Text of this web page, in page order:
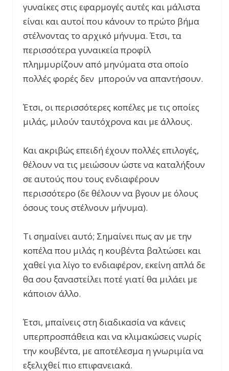
γυναίκες στις εφαρμογές αυτές και μάλιστα
είναι και αυτοί που κάνουν το πρώτο βήμα
στέλνοντας το αρχικό μήνυμα. Έτσι, τα
περισσότερα γυναικεία προφίλ
πλημμυρίζουν από μηνύματα στα οποίο
πολλές φορές δεν μπορούν να απαντήσουν.
Έτσι, οι περισσότερες κοπέλες με τις οποίες
μιλάς, μιλούν ταυτόχρονα και με άλλους.
Και ακριβώς επειδή έχουν πολλές επιλογές,
θέλουν να τις μειώσουν ώστε να καταλήξουν
σε αυτούς που τους ενδιαφέρουν
περισσότερο (δε θέλουν να βγουν με όλους
όσους τους στέλνουν μήνυμα).
Τι σημαίνει αυτό; Σημαίνει πως αν με την
κοπέλα που μιλάς η κουβέντα βαλτώσει και
χαθεί για λίγο το ενδιαφέρον, εκείνη απλά δε
θα σου ξαναστείλει ποτέ γιατί θα μιλάει με
κάποιον άλλο.
Έτσι, μπαίνεις στη διαδικασία να κάνεις
υπερπροσπάθεια και να κλιμακώσεις νωρίς
την κουβέντα, με αποτέλεσμα η γνωριμία να
εξελιχθεί πιο επιφανειακά.